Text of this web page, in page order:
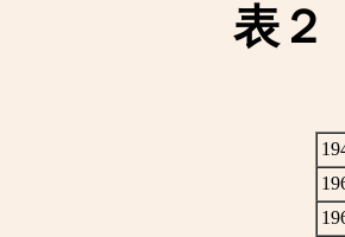
表２